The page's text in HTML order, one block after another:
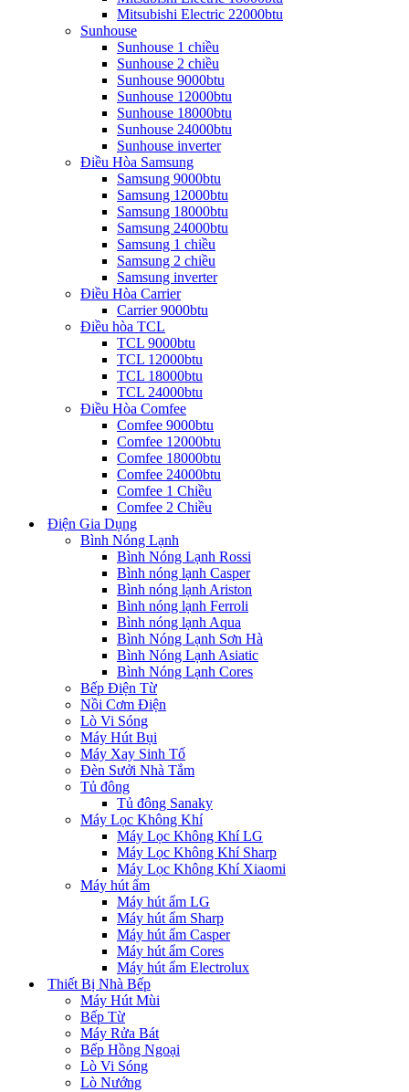
Mitsubishi Electric 22000btu
Sunhouse
Sunhouse 1 chiều
Sunhouse 2 chiều
Sunhouse 9000btu
Sunhouse 12000btu
Sunhouse 18000btu
Sunhouse 24000btu
Sunhouse inverter
Điều Hòa Samsung
Samsung 9000btu
Samsung 12000btu
Samsung 18000btu
Samsung 24000btu
Samsung 1 chiều
Samsung 2 chiều
Samsung inverter
Điều Hòa Carrier
Carrier 9000btu
Điều hòa TCL
TCL 9000btu
TCL 12000btu
TCL 18000btu
TCL 24000btu
Điều Hòa Comfee
Comfee 9000btu
Comfee 12000btu
Comfee 18000btu
Comfee 24000btu
Comfee 1 Chiều
Comfee 2 Chiều
Điện Gia Dụng
Bình Nóng Lạnh
Bình Nóng Lạnh Rossi
Bình nóng lạnh Casper
Bình nóng lạnh Ariston
Bình nóng lạnh Ferroli
Bình nóng lạnh Aqua
Bình Nóng Lạnh Sơn Hà
Bình Nóng Lạnh Asiatic
Bình Nóng Lạnh Cores
Bếp Điện Từ
Nồi Cơm Điện
Lò Vi Sóng
Máy Hút Bụi
Máy Xay Sinh Tố
Đèn Sưởi Nhà Tắm
Tủ đông
Tủ đông Sanaky
Máy Lọc Không Khí
Máy Lọc Không Khí LG
Máy Lọc Không Khí Sharp
Máy Lọc Không Khí Xiaomi
Máy hút ẩm
Máy hút ẩm LG
Máy hút ẩm Sharp
Máy hút ẩm Casper
Máy hút ẩm Cores
Máy hút ẩm Electrolux
Thiết Bị Nhà Bếp
Máy Hút Mùi
Bếp Từ
Máy Rửa Bát
Bếp Hồng Ngoại
Lò Vi Sóng
Lò Nướng